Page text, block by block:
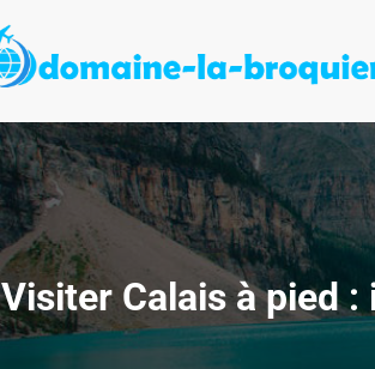
Visiter Calais à pied